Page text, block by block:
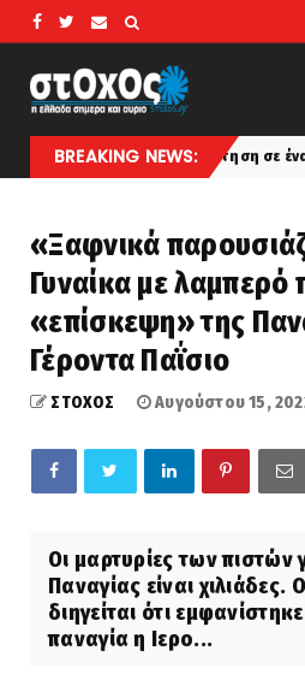
BREAKING NEWS:
Δείτε την απάντηση σε ένα
«Ξαφνικά
Γυναίκα με
«επίσκεψη» της
Γέροντα Παΐσιο
ΣΤΟΧΟΣ Αυγούστου 15,
Οι μαρτυρίες των πιστών
Παναγίας είναι χιλιάδες.
διηγείται ότι
παναγία η Ιερο...